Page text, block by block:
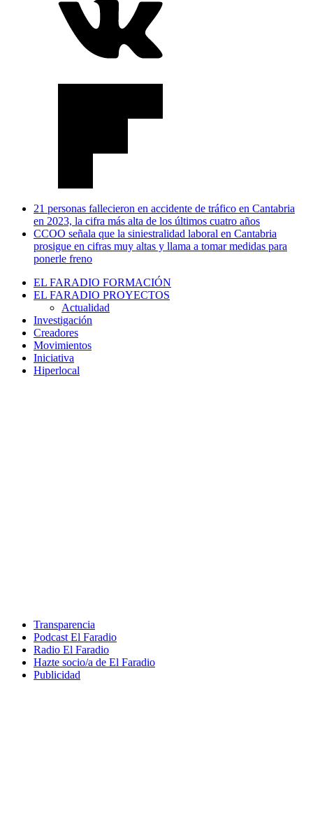
21 personas fallecieron en accidente de tráfico en Cantabria
en 2023, la cifra más alta de los últimos cuatro años
CCOO señala que la siniestralidad laboral en Cantabria
prosigue en cifras muy altas y llama a tomar medidas para
ponerle freno
EL FARADIO FORMACIÓN
EL FARADIO PROYECTOS
Actualidad
Investigación
Creadores
Movimientos
Iniciativa
Hiperlocal
Transparencia
Podcast El Faradio
Radio El Faradio
Hazte socio/a de El Faradio
Publicidad